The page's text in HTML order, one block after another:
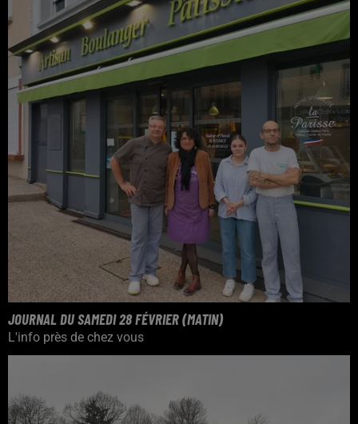
JOURNAL DU SAMEDI 28 FÉVRIER (MATIN)
L'info près de chez vous